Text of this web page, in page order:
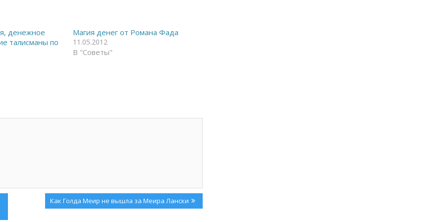
денежное
талисманы по
Магия денег от Романа Фада
11.05.2012
В "Советы"
Next
Post:
Как Голда Меир не вышла за Меира Лански